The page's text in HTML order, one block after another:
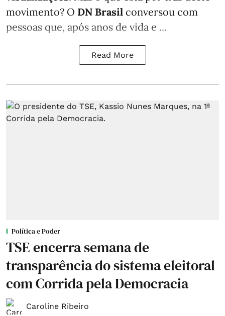
movimento? O DN Brasil conversou com
pessoas que, após anos de vida e ...
Read More
Política e Poder
TSE encerra semana de
transparência do sistema eleitoral
com Corrida pela Democracia
Caroline Ribeiro